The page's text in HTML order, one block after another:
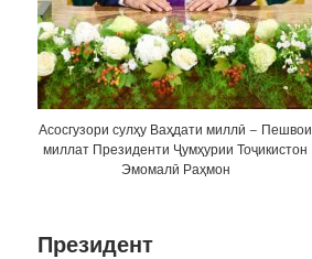
Асосгузори сулҳу Ваҳдати миллӣ – Пешвои
миллат Президенти Ҷумҳурии Тоҷикистон
Эмомалӣ Раҳмон
Президент